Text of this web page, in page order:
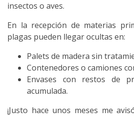
insectos o aves.
En la recepción de materias
plagas pueden llegar ocultas en:
Palets de madera sin
Contenedores o camiones
Envases con restos de
acumulada.
¡Justo hace unos meses me